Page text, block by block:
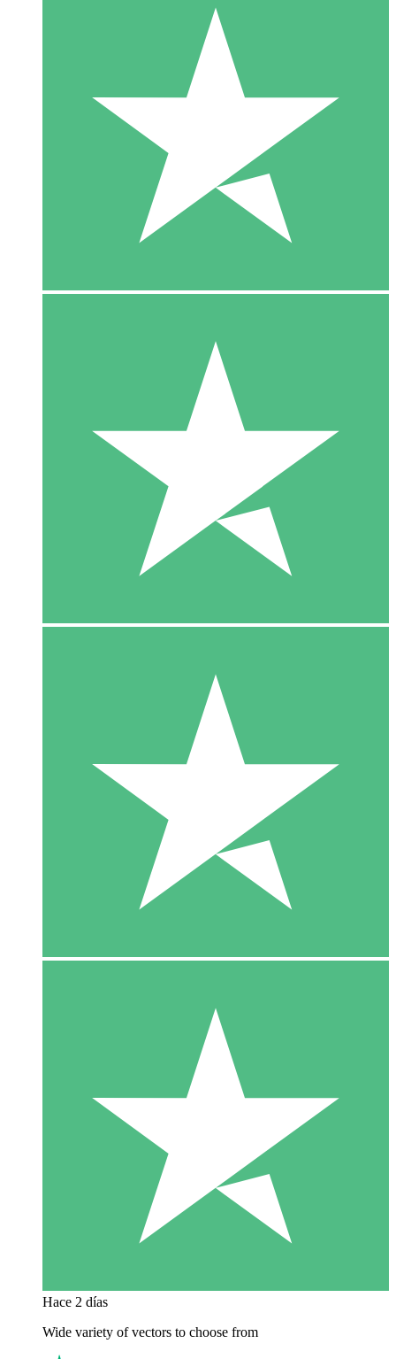
Hace 2 días
Wide variety of vectors to choose from